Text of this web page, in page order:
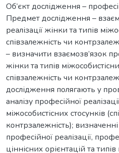
Об’єкт дослідження –
Предмет дослідження –
реалізації жінки та типів
співзалежність чи
– визначити взаємозв’язок
жінки та типів
співзалежність чи
дослідження полягають у
аналізу професійної
міжособистісних стосунків
контрзалежність);
професійної реалізації,
ціннісних орієнтацій та